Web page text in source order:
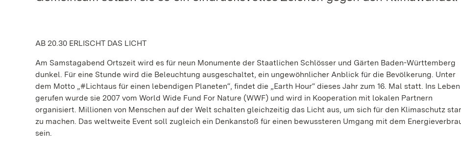
AB 20.30 ERLISCHT DAS LICHT
Am Samstagabend Ortszeit wird es für neun Monumente der Staatlichen Schlösser und Gärten Baden-Württemberg
dunkel. Für eine Stunde wird die Beleuchtung ausgeschaltet, ein ungewöhnlicher Anblick für die Bevölkerung. Unter
dem Motto „#Lichtaus für einen lebendigen Planeten“, findet die „Earth Hour“ dieses Jahr zum 16. Mal statt. Ins Leben
gerufen wurde sie 2007 vom World Wide Fund For Nature (WWF) und wird in Kooperation mit lokalen Partnern
organisiert. Millionen von Menschen auf der Welt schalten gleichzeitig das Licht aus, um sich für den Klimaschutz
zu machen. Das weltweite Event soll zugleich ein Denkanstoß für einen bewussteren Umgang mit dem
sein.